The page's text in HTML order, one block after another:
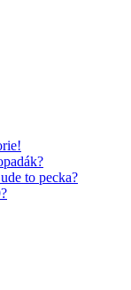
to pecka?